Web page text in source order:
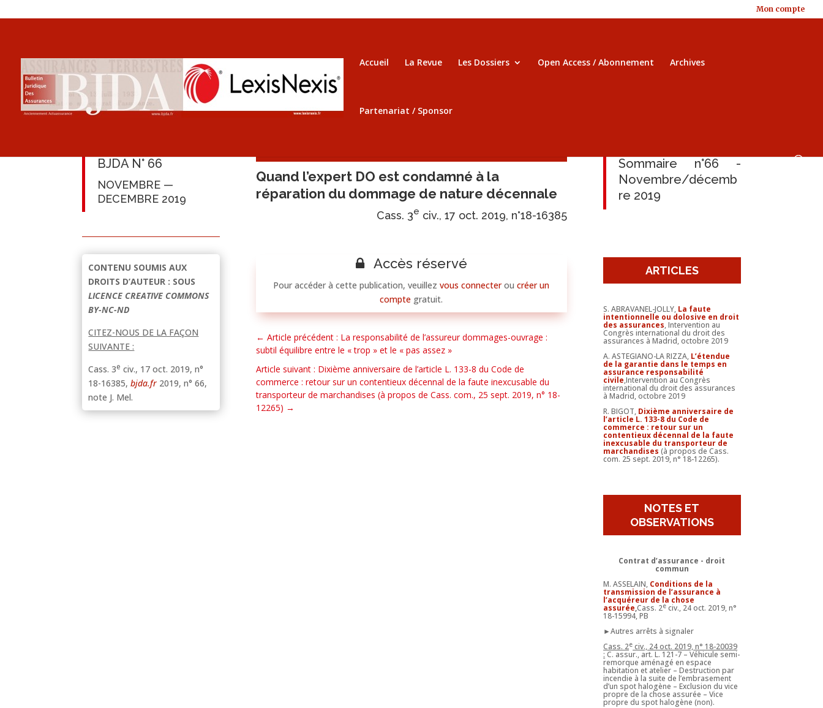
Mon compte
Accueil La Revue Les Dossiers Open Access / Abonnement Archives
Partenariat / Sponsor
BJDA N° 66
NOVEMBRE —
DECEMBRE 2019
CONTENU SOUMIS AUX
DROITS D’AUTEUR : SOUS
LICENCE CREATIVE COMMONS
BY-NC-ND
CITEZ-NOUS DE LA FAÇON
SUIVANTE :
Cass. 3e civ., 17 oct. 2019, n°
18-16385,bjda.fr 2019, n° 66,
note J. Mel.
Quand l’expert DO est condamné à la
réparation du dommage de nature décennale
Cass. 3e civ., 17 oct. 2019, n°18-16385
Accès réservé
Pour accéder à cette publication, veuillezvous connecteroucréer un
compte gratuit.
← Article précédent : La responsabilité de l’assureur dommages-ouvrage :
subtil équilibre entre le « trop » et le « pas assez »
Article suivant : Dixième anniversaire de l’article L. 133-8 du Code de
commerce : retour sur un contentieux décennal de la faute inexcusable du
transporteur de marchandises (à propos de Cass. com., 25 sept. 2019, n° 18-
12265) →
Sommaire n°66 -
Novembre/décemb
re 2019
ARTICLES
S. ABRAVANEL-JOLLY, La faute
intentionnelle ou dolosive en droit
des assurances, Intervention au
Congrès international du droit des
assurances à Madrid, octobre 2019
A. ASTEGIANO-LA RIZZA, L’étendue
de la garantie dans le temps en
assurance responsabilité
civile,Intervention au Congrès
international du droit des assurances
à Madrid, octobre 2019
R. BIGOT, Dixième anniversaire de
l’article L. 133-8 du Code de
commerce : retour sur un
contentieux décennal de la faute
inexcusable du transporteur de
marchandises (à propos de Cass.
com. 25 sept. 2019, n° 18-12265).
NOTES ET
OBSERVATIONS
Contrat d’assurance - droit
commun
M. ASSELAIN, Conditions de la
transmission de l’assurance à
l’acquéreur de la chose
assurée,Cass. 2e civ., 24 oct. 2019, n°
18-15994, PB
►Autres arrêts à signaler
Cass. 2e civ., 24 oct. 2019, n° 18-20039
: C. assur., art. L. 121-7 – Véhicule semi-
remorque aménagé en espace
habitation et atelier – Destruction par
incendie à la suite de l’embrasement
d’un spot halogène – Exclusion du vice
propre de la chose assurée – Vice
propre du spot halogène (non).